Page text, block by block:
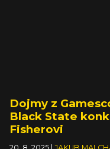
Dojmy z
Black State
Fisherovi